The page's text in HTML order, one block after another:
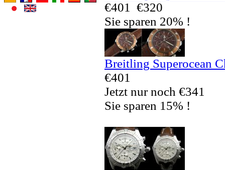
€401
€320
Sie sparen 20% !
Breitling Superocean
€401
Jetzt nur noch €341
Sie sparen 15% !